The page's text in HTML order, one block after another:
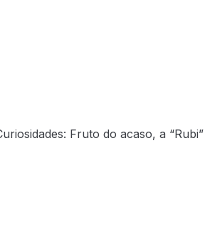
Fruto do acaso, a